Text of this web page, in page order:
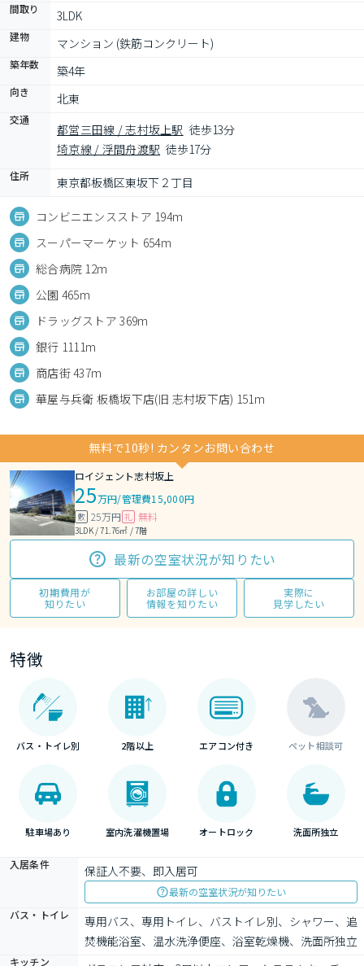
間取り 3LDK
建物 マンション (鉄筋コンクリート)
築年数 築4年
向き 北東
交通
都営三田線 / 志村坂上駅 徒歩13分
埼京線 / 浮間舟渡駅 徒歩17分
住所 東京都板橋区東坂下２丁目
コンビニエンスストア 194m
スーパーマーケット 654m
総合病院 12m
公園 465m
ドラッグストア 369m
銀行 1111m
商店街 437m
華屋与兵衛 板橋坂下店(旧 志村坂下店) 151m
無料で10秒! カンタンお問い合わせ
ロイジェント志村坂上
25万円/管理費15,000円
敷 25万円 礼 無料
3LDK / 71.76㎡ / 7階
最新の空室状況が知りたい
初期費用が
知りたい
お部屋の詳しい
情報を知りたい
実際に
見学したい
特徴
バス・トイレ別 2階以上 エアコン付き ペット相談可
駐車場あり 室内洗濯機置場 オートロック 洗面所独立
入居条件 保証人不要、即入居可
最新の空室状況が知りたい
バス・トイレ
専用バス、専用トイレ、バストイレ別、シャワー、追
焚機能浴室、温水洗浄便座、浴室乾燥機、洗面所独立
キッチン